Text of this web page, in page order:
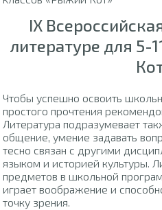
IX
литературе для 5-
Чтобы успешно освоить
простого прочтения
Литература подразумевает
общение, умение задавать
тесно связан с другими
языком и историей культуры.
предметов в школьной
играет воображение и
точку зрения.